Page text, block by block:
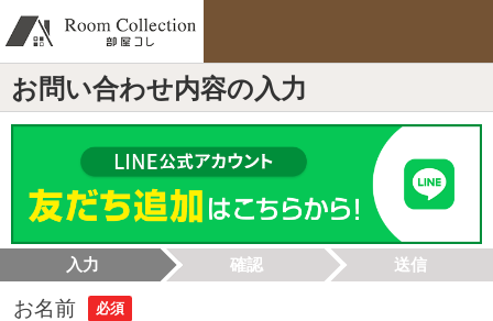
お問い合わせ内容の入力
入力 確認 送信
お名前 必須